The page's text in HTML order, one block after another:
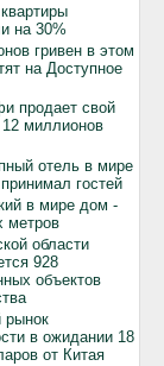
на 30%
гривен в этом
на Доступное
продает свой
12 миллионов
отель в мире
гостей
в мире дом -
метров
области
928
объектов
рынок
в ожидании 18
от Китая